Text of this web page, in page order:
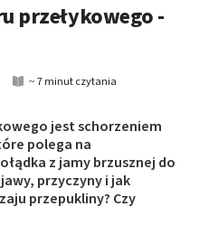
przełykowego -
~ 7 minut czytania
jest schorzeniem
polega na
z jamy brzusznej do
przyczyny i jak
przepukliny? Czy